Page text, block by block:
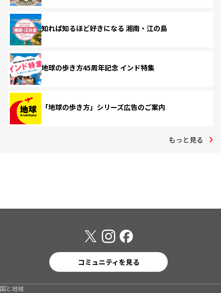
知れば知るほど好きになる 湘南・江の島
地球の歩き方45周年記念 インド特集
「地球の歩き方」シリーズ広告のご案内
もっと見る
コミュニティを見る
国と地域